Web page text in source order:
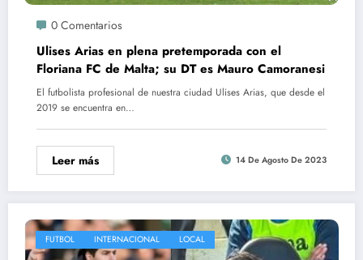
0 Comentarios
Ulises Arias en plena pretemporada con el
Floriana FC de Malta; su DT es Mauro Camoranesi
El futbolista profesional de nuestra ciudad Ulises Arias, que desde el
2019 se encuentra en…
Leer más 14 De Agosto De 2023
FUTBOL INTERNACIONAL LOCAL